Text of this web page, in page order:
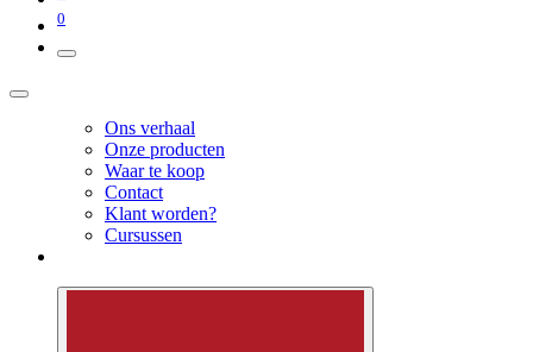
0
Ons verhaal
Onze producten
Waar te koop
Contact
Klant worden?
Cursussen